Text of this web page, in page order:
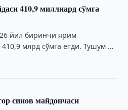
410,9 миллиард сўмга
йил биринчи ярим
млрд сўмга етди. Тушум ва
синов майдончаси